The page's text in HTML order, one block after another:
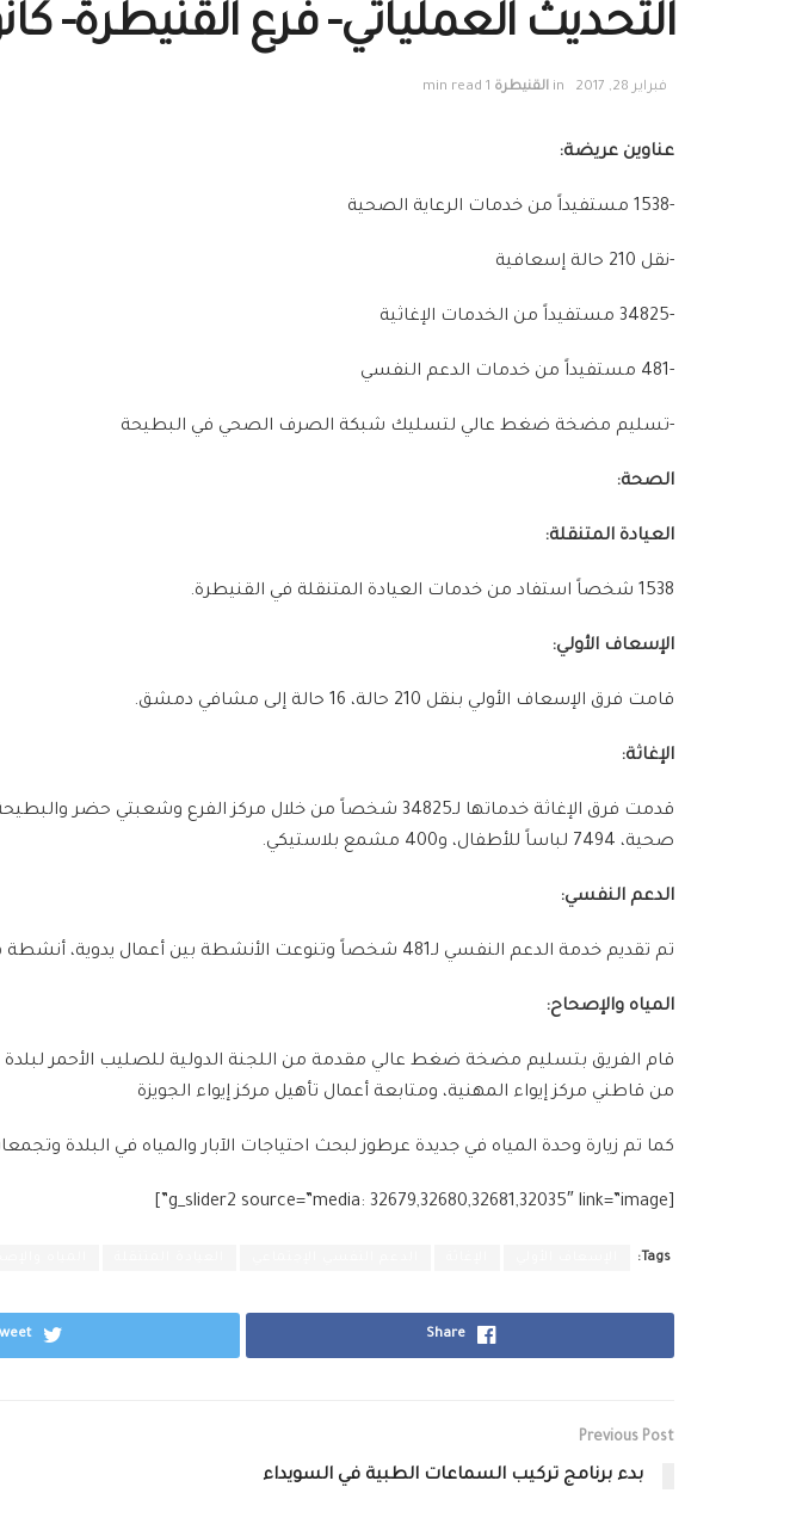
التحديث العملياتي- فرع القنيطرة- كانون
فبراير 28, 2017 in القنيطرة 1 min read
عناوين عريضة:
-1538 مستفيداً من خدمات الرعاية الصحية
-نقل 210 حالة إسعافية
-34825 مستفيداً من الخدمات الإغاثية
-481 مستفيداً من خدمات الدعم النفسي
-تسليم مضخة ضغط عالي لتسليك شبكة الصرف الصحي في البطيحة
الصحة:
العيادة المتنقلة:
1538 شخصاً استفاد من خدمات العيادة المتنقلة في القنيطرة.
الإسعاف الأولي:
قامت فرق الإسعاف الأولي بنقل 210 حالة، 16 حالة إلى مشافي دمشق.
الإغاثة:
صحية، 7494 لباساً للأطفال، و400 مشمع بلاستيكي.
الدعم النفسي:
تم تقديم خدمة الدعم النفسي لـ481 شخصاً وتنوعت الأنشطة بين أعمال يدوية، أنشطة فنية، جلسات تثقيف نفسي بالإضافة إلى جلسات دعم مهني ومدرسي.
المياه والإصحاح:
قام الفريق بتسليم مضخة ضغط عالي مقدمة من اللجنة الدولية للصليب الأحمر
من قاطني مركز إيواء المهنية، ومتابعة أعمال تأهيل مركز إيواء الجويزة
كما تم زيارة وحدة المياه في جديدة عرطوز لبحث احتياجات الآبار والمياه في البلدة
[g_slider2 source=”media: 32679,32680,32681,32035″ link=”image”]
Tags:
Share
Previous Post
بدء برنامج تركيب السماعات الطبية في السويداء